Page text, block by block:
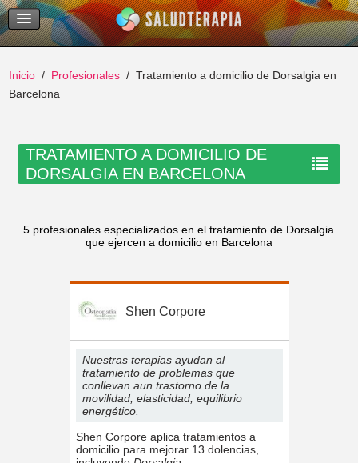
Temas Recientes
Buscar
Inicio Profesionales
Tratamiento a domicilio de Dorsalgia en
Barcelona
TRATAMIENTO A DOMICILIO DE
DORSALGIA EN BARCELONA
5 profesionales especializados en el tratamiento de Dorsalgia
que ejercen a domicilio en Barcelona
Shen Corpore
Nuestras terapias ayudan al
tratamiento de problemas que
conllevan aun trastorno de la
movilidad, elasticidad, equilibrio
energético.
Shen Corpore aplica tratamientos a
domicilio para mejorar 13 dolencias,